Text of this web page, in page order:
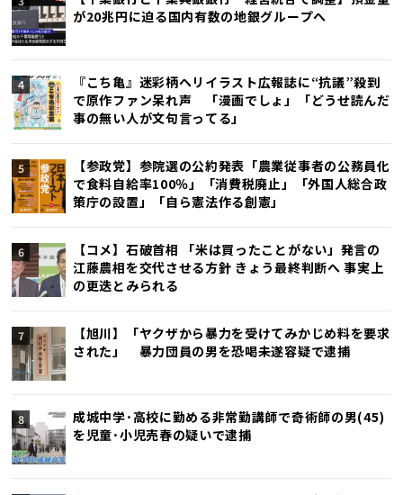
が20兆円に迫る国内有数の地銀グループへ
『こち亀』迷彩柄ヘリイラスト広報誌に“抗議”殺到
で原作ファン呆れ声 「漫画でしょ」「どうせ読んだ
事の無い人が文句言ってる」
【参政党】参院選の公約発表「農業従事者の公務員化
で食料自給率100％」「消費税廃止」「外国人総合政
策庁の設置」「自ら憲法作る創憲」
【コメ】石破首相 「米は買ったことがない」発言の
江藤農相を交代させる方針 きょう最終判断へ 事実上
の更迭とみられる
【旭川】「ヤクザから暴力を受けてみかじめ料を要求
された」 暴力団員の男を恐喝未遂容疑で逮捕
成城中学･高校に勤める非常勤講師で奇術師の男(45)
を児童･小児売春の疑いで逮捕